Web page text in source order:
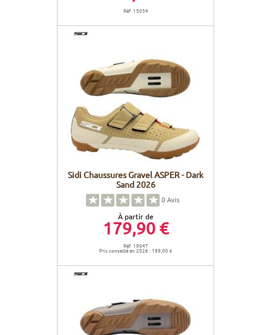
Réf. 15034
Sidi Chaussures Gravel ASPER - Dark
Sand 2026
0Avis
À partir de
179,90 €
Réf. 19047
Prix conseillé en 2026 : 189,00 €